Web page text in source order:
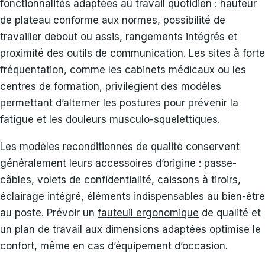
fonctionnalités adaptées au travail quotidien : hauteur
de plateau conforme aux normes, possibilité de
travailler debout ou assis, rangements intégrés et
proximité des outils de communication. Les sites à forte
fréquentation, comme les cabinets médicaux ou les
centres de formation, privilégient des modèles
permettant d’alterner les postures pour prévenir la
fatigue et les douleurs musculo-squelettiques.
Les modèles reconditionnés de qualité conservent
généralement leurs accessoires d’origine : passe-
câbles, volets de confidentialité, caissons à tiroirs,
éclairage intégré, éléments indispensables au bien-être
au poste. Prévoir un fauteuil ergonomique de qualité et
un plan de travail aux dimensions adaptées optimise le
confort, même en cas d’équipement d’occasion.